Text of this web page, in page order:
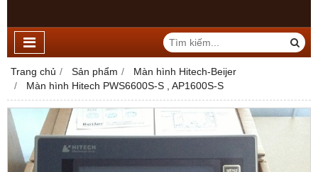
Trang chủ Sản phẩm
Màn hình Hitech-Beijer
Màn hình Hitech PWS6600S-S , AP1600S-S